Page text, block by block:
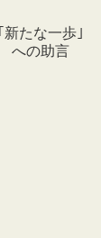
｢新たな一歩｣
への助言